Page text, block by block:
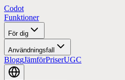
Codot
Funktioner
För dig
Användningsfall
BloggJämförPriserUGC